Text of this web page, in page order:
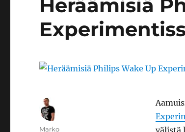
Heräämisiä
välistä
Kirjoittaja
Marko